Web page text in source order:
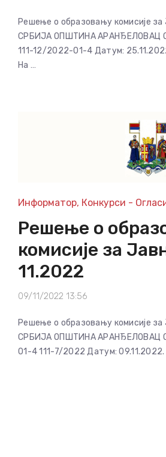
Решење о образовању комисије
СРБИЈА ОПШТИНА АРАНЂЕЛОВАЦ
111-12/2022-01-4 Датум:
На …
Информатор, Конкурси -
Решење о
комисије за
11.2022
09/11/2022 13:56
Решење о образовању комисије
СРБИЈА ОПШТИНА АРАНЂЕЛОВАЦ
01-4 111-7/2022 Датум: